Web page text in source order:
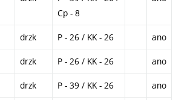
Cp - 8
drzk P - 26 / KK - 26 ano
drzk P - 26 / KK - 26 ano
drzk P - 39 / KK - 26 ano